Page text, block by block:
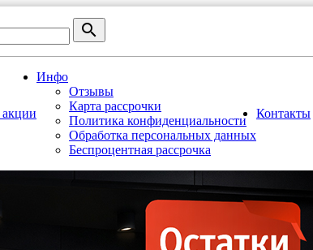
Инфо
Отзывы
Карта рассрочки
Политика конфиденциальности
Обработка персональных данных
Беспроцентная рассрочка
Контакты